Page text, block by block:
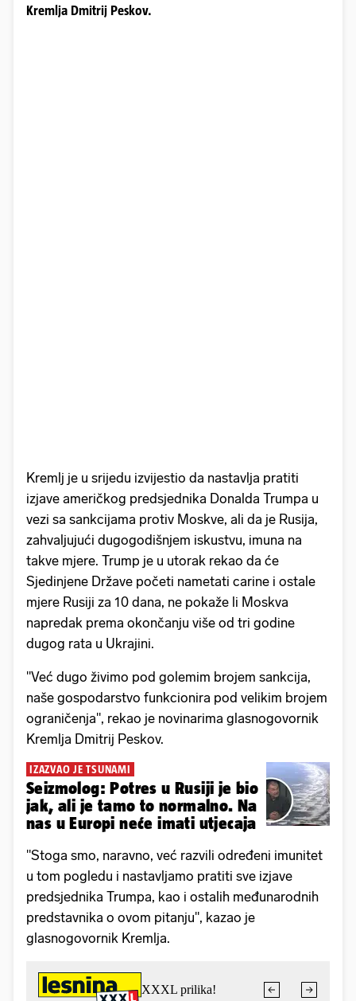
Kremlja Dmitrij Peskov.
Kremlj je u srijedu izvijestio da nastavlja pratiti
izjave američkog predsjednika Donalda Trumpa u
vezi sa sankcijama protiv Moskve, ali da je Rusija,
zahvaljujući dugogodišnjem iskustvu, imuna na
takve mjere. Trump je u utorak rekao da će
Sjedinjene Države početi nametati carine i ostale
mjere Rusiji za 10 dana, ne pokaže li Moskva
napredak prema okončanju više od tri godine
dugog rata u Ukrajini.
"Već dugo živimo pod golemim brojem sankcija,
naše gospodarstvo funkcionira pod velikim brojem
ograničenja", rekao je novinarima glasnogovornik
Kremlja Dmitrij Peskov.
IZAZVAO JE TSUNAMI
Seizmolog: Potres u Rusiji je bio
jak, ali je tamo to normalno. Na
nas u Europi neće imati utjecaja
"Stoga smo, naravno, već razvili određeni imunitet
u tom pogledu i nastavljamo pratiti sve izjave
predsjednika Trumpa, kao i ostalih međunarodnih
predstavnika o ovom pitanju", kazao je
glasnogovornik Kremlja.